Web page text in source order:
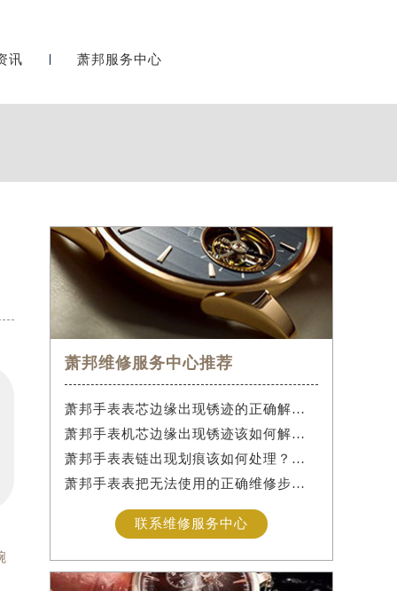
讯 萧邦服务中心
萧邦维修服务中心推荐
萧邦手表表芯边缘出现锈迹的正确解决办法是什么？
萧邦手表机芯边缘出现锈迹该如何解决？
萧邦手表表链出现划痕该如何处理？（手表表链划痕别慌）
萧邦手表表把无法使用的正确维修步骤是什么？
联系维修服务中心